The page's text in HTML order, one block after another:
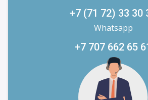
+7 (71 72) 33 30
Whatsapp
+7 707 662 65